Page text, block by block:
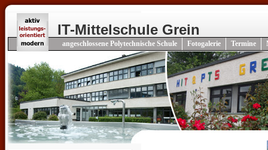
IT-Mittelschule Grein
angeschlossene Polytechnische Schule Fotogalerie Termine